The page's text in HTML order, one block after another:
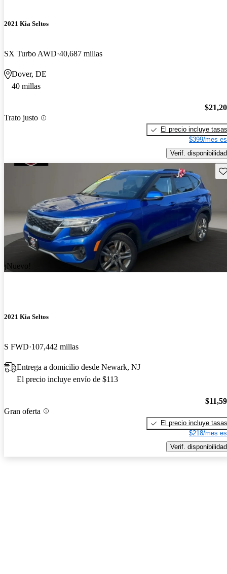
2021 Kia Seltos
SX Turbo AWD 40,687 millas
Dover, DE
40 millas
Trato justo
El precio incluye tasas
$399/mes
Verif. disponibilidad
¡Nuevo!
2021 Kia Seltos
S FWD 107,442 millas
Entrega a domicilio desde Newark, NJ
El precio incluye envío de $113
Gran oferta
El precio incluye tasas
$218/mes
Verif. disponibilidad